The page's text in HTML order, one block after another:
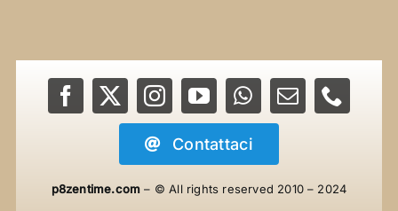
Contattaci
p8zentime.com – © All rights reserved 2010 – 2024